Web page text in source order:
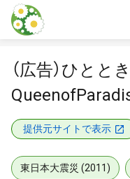
本文に飛ぶ
（広告）ひと
提供元サイトで表示
東日本大震災 (2011)